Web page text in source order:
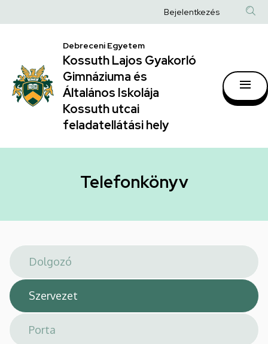
|
Kossuth
Lajos
Gyakorló
Gimnáziuma
Általános
hely
a
Anonim
fiók
Bejelentkezés
Debreceni Egyetem
Kossuth Lajos Gyakorló
Gimnáziuma és
Általános Iskolája
Kossuth utcai
feladatellátási hely
Telefonkönyv